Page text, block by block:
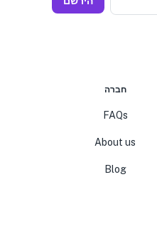
חברה
FAQs
About us
Blog